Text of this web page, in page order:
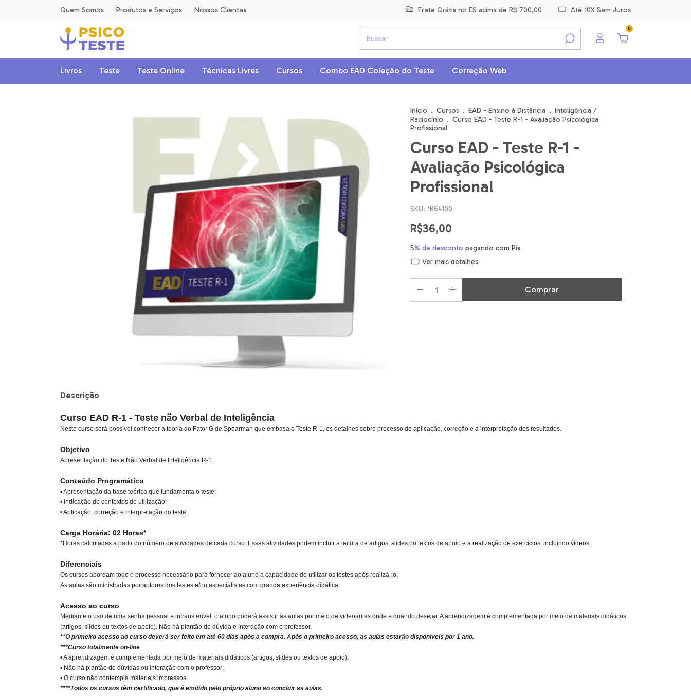
Quem Somos Produtos e Serviços Nossos Clientes Frete Grátis no ES acima de R$ 700,00 Até 10X Sem Juros
0
Livros Teste Teste Online Técnicas Livres Cursos Combo EAD Coleção do Teste Correção Web
Início . Cursos . EAD - Ensino à Distância . Inteligência /
Raciocínio . Curso EAD - Teste R-1 - Avaliação Psicológica
Profissional
Curso EAD - Teste R-1 -
Avaliação Psicológica
Profissional
SKU: 1B64100
R$36,00
5% de desconto pagando com Pix
Ver mais detalhes
Descrição
Curso EAD R-1 - Teste não Verbal de Inteligência
Neste curso será possível conhecer a teoria do Fator G de Spearman que embasa o Teste R-1, os detalhes sobre processo de aplicação, correção e a interpretação dos resultados.
Objetivo
Apresentação do Teste Não Verbal de Inteligência R-1.
Conteúdo Programático
• Apresentação da base teórica que fundamenta o teste;
• Indicação de contextos de utilização;
• Aplicação, correção e interpretação do teste.
Carga Horária: 02 Horas*
*Horas calculadas a partir do número de atividades de cada curso. Essas atividades podem incluir a leitura de artigos, slides ou textos de apoio e a realização de exercícios, incluindo vídeos.
Diferenciais
Os cursos abordam todo o processo necessário para fornecer ao aluno a capacidade de utilizar os testes após realizá-lo.
As aulas são ministradas por autores dos testes e/ou especialistas com grande experiência didática.
Acesso ao curso
Mediante o uso de uma senha pessoal e intransferível, o aluno poderá assistir às aulas por meio de videoaulas onde e quando desejar. A aprendizagem é complementada por meio de materiais didáticos
(artigos, slides ou textos de apoio). Não há plantão de dúvida e interação com o professor.
**O primeiro acesso ao curso deverá ser feito em até 60 dias após a compra. Após o primeiro acesso, as aulas estarão disponíveis por 1 ano.
***Curso totalmente on-line
• A aprendizagem é complementada por meio de materiais didáticos (artigos, slides ou textos de apoio);
• Não há plantão de dúvidas ou interação com o professor;
• O curso não contempla materiais impressos.
****Todos os cursos têm certificado, que é emitido pelo próprio aluno ao concluir as aulas.